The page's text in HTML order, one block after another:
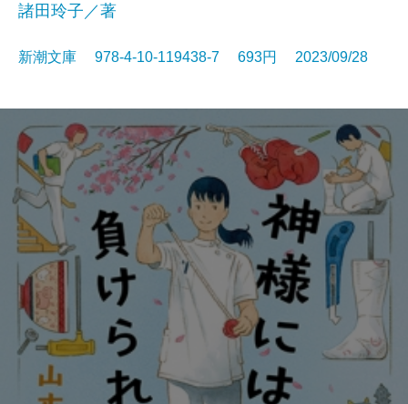
諸田玲子／著
新潮文庫 978-4-10-119438-7 693円 2023/09/28